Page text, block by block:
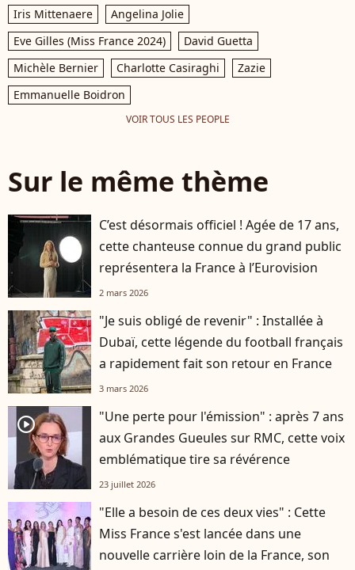
Iris Mittenaere
Angelina Jolie
Eve Gilles (Miss France 2024)
David Guetta
Michèle Bernier
Charlotte Casiraghi
Zazie
Emmanuelle Boidron
VOIR TOUS LES PEOPLE
Sur le même thème
C’est désormais officiel ! Agée de 17 ans,
cette chanteuse connue du grand public
représentera la France à l’Eurovision
2 mars 2026
"Je suis obligé de revenir" : Installée à
Dubaï, cette légende du football français
a rapidement fait son retour en France
3 mars 2026
player2
"Une perte pour l'émission" : après 7 ans
aux Grandes Gueules sur RMC, cette voix
emblématique tire sa révérence
23 juillet 2026
"Elle a besoin de ces deux vies" : Cette
Miss France s'est lancée dans une
nouvelle carrière loin de la France, son